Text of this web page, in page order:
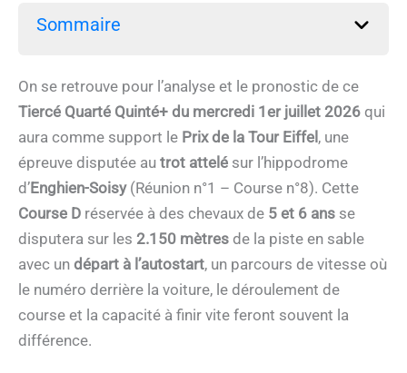
Sommaire
On se retrouve pour l’analyse et le pronostic de ce
Tiercé Quarté Quinté+ du mercredi 1er juillet 2026 qui
aura comme support le Prix de la Tour Eiffel, une
épreuve disputée au trot attelé sur l’hippodrome
d’Enghien-Soisy(Réunion n°1 – Course n°8). Cette
Course D réservée à des chevaux de 5 et 6 ans se
disputera sur les 2.150 mètres de la piste en sable
avec un départ à l’autostart, un parcours de vitesse où
le numéro derrière la voiture, le déroulement de
course et la capacité à finir vite feront souvent la
différence.